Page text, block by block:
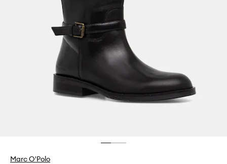
Marc O'Polo